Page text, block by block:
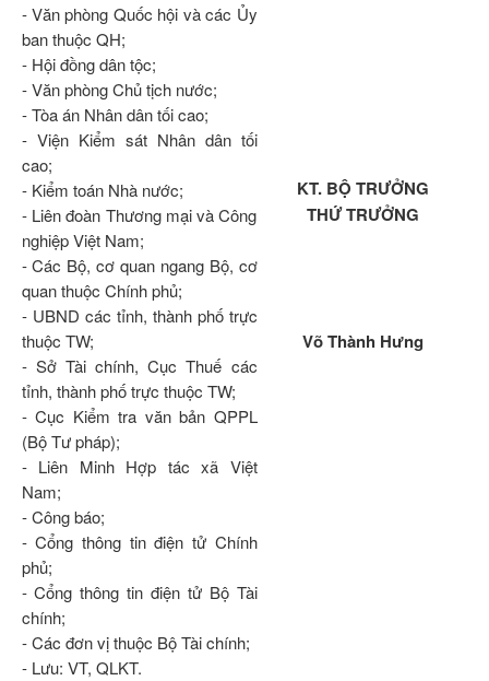
- Văn phòng Quốc hội và các Ủy
ban thuộc QH;
- Hội đồng dân tộc;
- Văn phòng Chủ tịch nước;
- Tòa án Nhân dân tối cao;
- Viện Kiểm sát Nhân dân tối
cao;
- Kiểm toán Nhà nước;
- Liên đoàn Thương mại và Công
nghiệp Việt Nam;
- Các Bộ, cơ quan ngang Bộ, cơ
quan thuộc Chính phủ;
- UBND các tỉnh, thành phố trực
thuộc TW;
- Sở Tài chính, Cục Thuế các
tỉnh, thành phố trực thuộc TW;
- Cục Kiểm tra văn bản QPPL
(Bộ Tư pháp);
- Liên Minh Hợp tác xã Việt
Nam;
- Công báo;
- Cổng thông tin điện tử Chính
phủ;
- Cổng thông tin điện tử Bộ Tài
chính;
- Các đơn vị thuộc Bộ Tài chính;
- Lưu: VT, QLKT.
KT. BỘ TRƯỞNG
THỨ TRƯỞNG
VõThành Hưng